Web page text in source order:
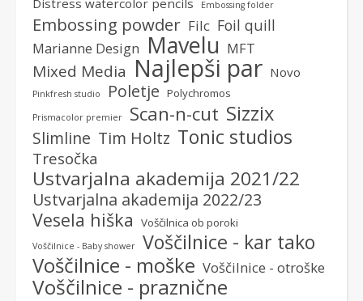
Embossing folder
Embossing powder Filc Foil quill
Marianne Design Mavelu MFT
Mixed Media Najlepši par Novo
Pinkfresh studio Poletje Polychromos
Prismacolor premier Scan-n-cut Sizzix
Slimline Tim Holtz Tonic studios
Tresočka
Ustvarjalna akademija 2021/22
Ustvarjalna akademija 2022/23
Vesela hiška Voščilnica ob poroki
Voščilnice - Baby shower Voščilnice - kar tako
Voščilnice - moške Voščilnice - otroške
Voščilnice - praznične